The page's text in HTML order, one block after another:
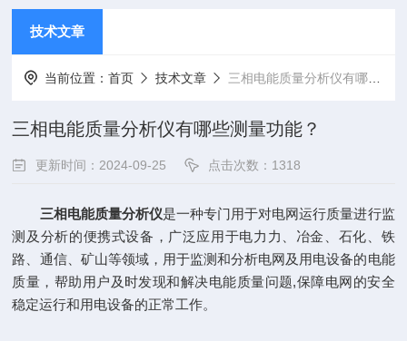
技术文章
当前位置：首页 技术文章 三相电能质量分析仪有哪些测量功能？
三相电能质量分析仪有哪些测量功能？
更新时间：2024-09-25 点击次数：1318
三相电能质量分析仪是一种专门用于对电网运行质量进行监
测及分析的便携式设备，广泛应用于电力力、冶金、石化、铁
路、通信、矿山等领域，用于监测和分析电网及用电设备的电能
质量，帮助用户及时发现和解决电能质量问题,保障电网的安全
稳定运行和用电设备的正常工作。